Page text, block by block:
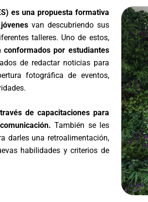
es una propuesta formativa
van descubriendo sus
talleres. Uno de estos,
por estudiantes
de redactar noticias para
fotográfica de eventos,
de capacitaciones para
También se les
darles una retroalimentación,
habilidades y criterios de